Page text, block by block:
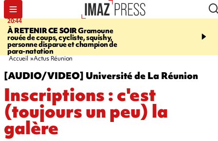
20:44
À RETENIR CE SOIRGramoune
rouée de coups, cycliste, squishy,
personne disparue et champion de
para-natation
20:35
assure que le
Accueil Actus Réunion
[AUDIO/VIDEO] Université de La Réunion
Inscriptions : c'est
(toujours un peu) la
galère